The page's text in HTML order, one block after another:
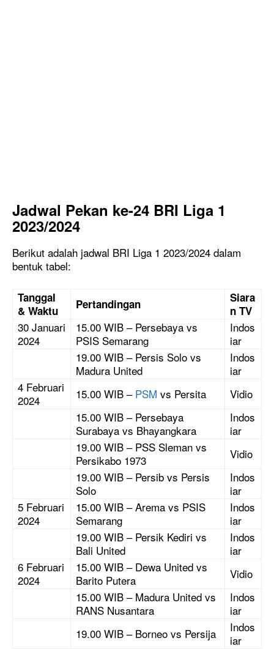
Jadwal Pekan ke-24 BRI Liga 1
2023/2024
Berikut adalah jadwal BRI Liga 1 2023/2024 dalam
bentuk tabel:
Tanggal
& Waktu
Pertandingan
Siara
n TV
30 Januari
2024
15.00 WIB – Persebaya vs
PSIS Semarang
Indos
iar
19.00 WIB – Persis Solo vs
Madura United
Indos
iar
4 Februari
2024
15.00 WIB – PSM vs Persita
Vidio
15.00 WIB – Persebaya
Surabaya vs Bhayangkara
Indos
iar
19.00 WIB – PSS Sleman vs
Persikabo 1973
Vidio
19.00 WIB – Persib vs Persis
Solo
Indos
iar
5 Februari
2024
15.00 WIB – Arema vs PSIS
Semarang
Indos
iar
19.00 WIB – Persik Kediri vs
Bali United
Indos
iar
6 Februari
2024
15.00 WIB – Dewa United vs
Barito Putera
Vidio
15.00 WIB – Madura United vs
RANS Nusantara
Indos
iar
19.00 WIB – Borneo vs Persija
Indos
iar